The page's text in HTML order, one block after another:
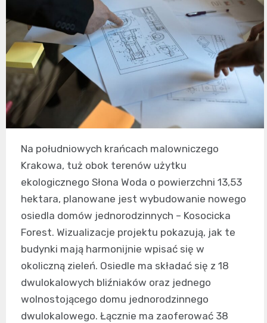
Na południowych krańcach malowniczego
Krakowa, tuż obok terenów użytku
ekologicznego Słona Woda o powierzchni 13,53
hektara, planowane jest wybudowanie nowego
osiedla domów jednorodzinnych – Kosocicka
Forest. Wizualizacje projektu pokazują, jak te
budynki mają harmonijnie wpisać się w
okoliczną zieleń. Osiedle ma składać się z 18
dwulokalowych bliźniaków oraz jednego
wolnostojącego domu jednorodzinnego
dwulokalowego. Łącznie ma zaoferować 38